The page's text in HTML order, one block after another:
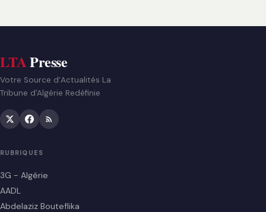
LTAPresse
Votre Source d’Actualités La
Tribune d'Algérie Redéfinie
RUBRIQUES
3G - Algérie
AADL
Abdelaziz Bouteflika